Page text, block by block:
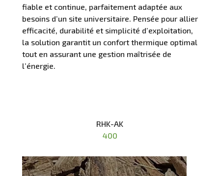
fiable et continue, parfaitement adaptée aux
besoins d’un site universitaire. Pensée pour allier
efficacité, durabilité et simplicité d’exploitation,
la solution garantit un confort thermique optimal
tout en assurant une gestion maîtrisée de
l’énergie.
RHK-AK
400